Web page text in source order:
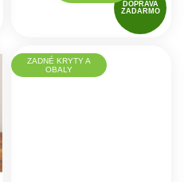
DOPRAVA
ZADARMO
ZADNÉ KRYTY A
OBALY